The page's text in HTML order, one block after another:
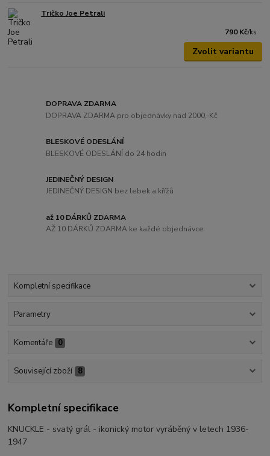
Tričko Joe Petrali
790 Kč/ks
Zvolit variantu
DOPRAVA ZDARMA
DOPRAVA ZDARMA pro objednávky nad 2000,-Kč
BLESKOVÉ ODESLÁNÍ
BLESKOVÉ ODESLÁNÍ do 24 hodin
JEDINEČNÝ DESIGN
JEDINEČNÝ DESIGN bez lebek a křížů
až 10 DÁRKŮ ZDARMA
AŽ 10 DÁRKŮ ZDARMA ke každé objednávce
Kompletní specifikace
Parametry
Komentáře 0
Související zboží 8
Kompletní specifikace
KNUCKLE - svatý grál - ikonický motor vyráběný v letech 1936-
1947